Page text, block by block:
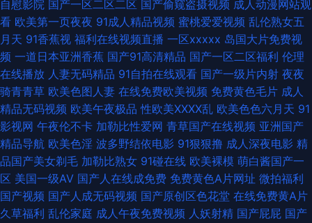
日韩永久 草草影院限制 国产91果冻视频 韩日专区 午夜福利98 91国产精品
91尤物视频 豆花91熟女自拍 久久青草影院 综合色情 99热都是精品 岛国免费
在线观看 久草麻豆 青青草社区 av撸撸com 岛国大片在线观看 国产日韩成人
日韩欧美岛国 一级片人妖 wwwwww尤物 大香蕉少妇 韩日性爱网站 欧美成
人福利社 日本女抠逼 亚洲五月花社区 91精品视频在线 国产传媒中文字幕 美
女视频1区 天堂91网 在线成人欧美 成人剧场 激情片在線 欧美另类天堂 午夜
自慰影院 国产一区二区二区 国产偷窥盗摄视频 成人动漫网站观
看 欧美第一页夜夜 91成人精品视频 蜜桃爱爱视频 乱伦熟女五
月天 91香蕉视 福利在线视频直播 一区xxxxx 岛国大片免费视
频 一道日本亚洲香蕉 国产91高清精品 国产一区二区福利 伦理
在线播放 人妻无码精品 91自拍在线观看 国产一级片内射 夜夜
骑青青草 欧美色图人妻 在线免费欧美视频 免费黄色毛片 成人
精品无码视频 欧美午夜极品 性欧美ⅩⅩⅩⅩ乱 欧美色色六月天 91
影视网 午夜伦不卡 加勒比性爱网 青草国产在线视频 亚洲国产
精品导航 欧美色淫 波多野结依电影 91狠狠撸 成人深夜电影 精
品国产美女剃毛 加勒比熟女 91碰在线 欧美裸模 萌白酱国产一
区 美国一级AV 国产人在线成免费 免费黄色A片网址 微拍福利
国产视频 国产人成无码视频 国产原创区色花堂 在线免费黄A片
久草福利 乱伦家庭 成人午夜免费视频 人妖射精 国产屁屁 国产